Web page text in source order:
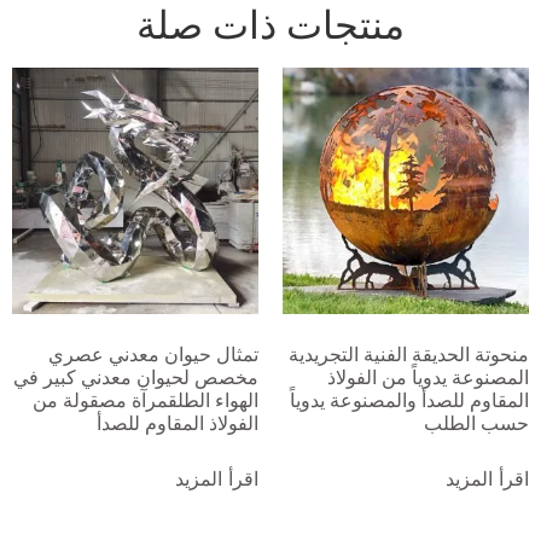
منتجات ذات صلة
منحوتة الحديقة الفنية التجريدية
المصنوعة يدوياً من الفولاذ
المقاوم للصدأ والمصنوعة يدوياً
حسب الطلب
اقرأ المزيد
تمثال حيوان معدني عصري
مخصص لحيوان معدني كبير في
الهواء الطلقمرآة مصقولة من
الفولاذ المقاوم للصدأ
اقرأ المزيد